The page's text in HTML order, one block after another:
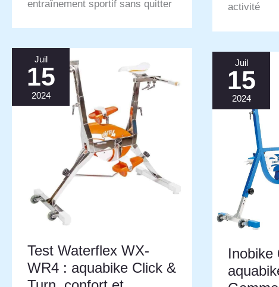
activité
entraînement sportif sans quitter
Juil
15
2024
Test Waterflex WX-
WR4 : aquabike Click &
Juil
15
2024
Inobike